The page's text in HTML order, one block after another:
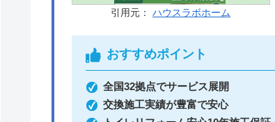
引用元： ハウスラボホーム
おすすめポイント
全国32拠点でサービス展開
交換施工実績が豊富で安心